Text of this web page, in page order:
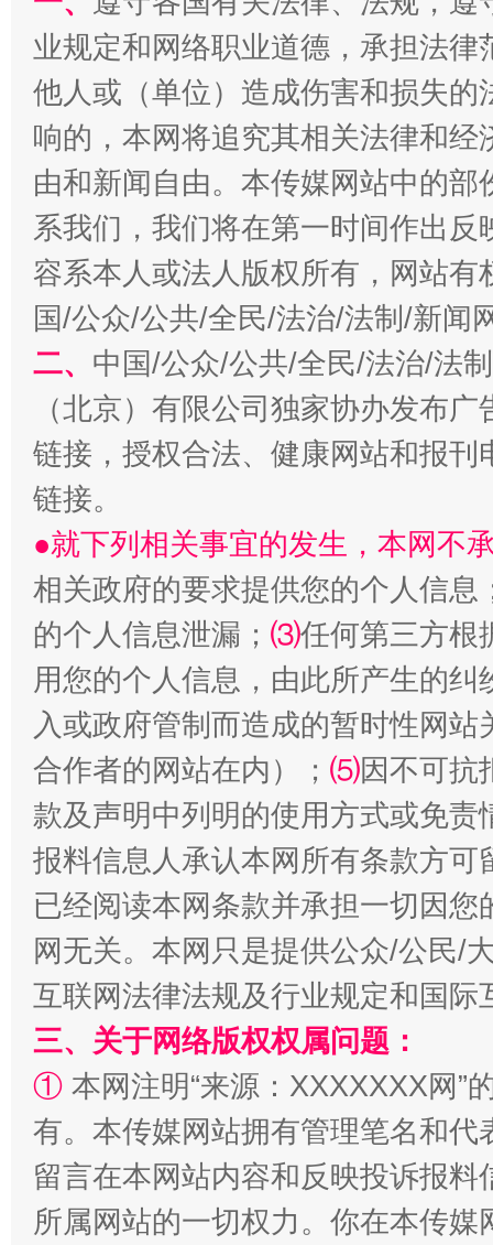
习近平的博鳌关键词
魏明亮
生
揭批美国五大"原罪" "
解纷+调解+退费，一次搞定
业规定和网络职业道德，承担法
他人或（单位）造成伤害和损失
响的，本网将追究其相关法律和
由和新闻自由。本传媒网站中的
系我们，我们将在第一时间作出
容系本人或法人版权所有，网站
国/公众/公共/全民/法治/法制/新闻
二、 中国/公众/公共/全民/法治/法
（北京）有限公司独家协办发布
链接，授权合法、健康网站和报
链接。
●就下列相关事宜的发生，本网不
相关政府的要求提供您的个人信息
的个人信息泄漏； ⑶任何第三方根
用您的个人信息，由此所产生的纠
入或政府管制而造成的暂时性网
合作者的网站在内）； ⑸因不可抗
款及声明中列明的使用方式或免责
报料信息人承认本网所有条款方
已经阅读本网条款并承担一切因
网无关。本网只是提供公众/公民/
互联网法律法规及行业规定和国
三、关于网络版权权属问题：
① 本网注明“来源：XXXXXXX网”
有。本传媒网站拥有管理笔名和
留言在本网站内容和反映投诉报
所属网站的一切权力。你在本传